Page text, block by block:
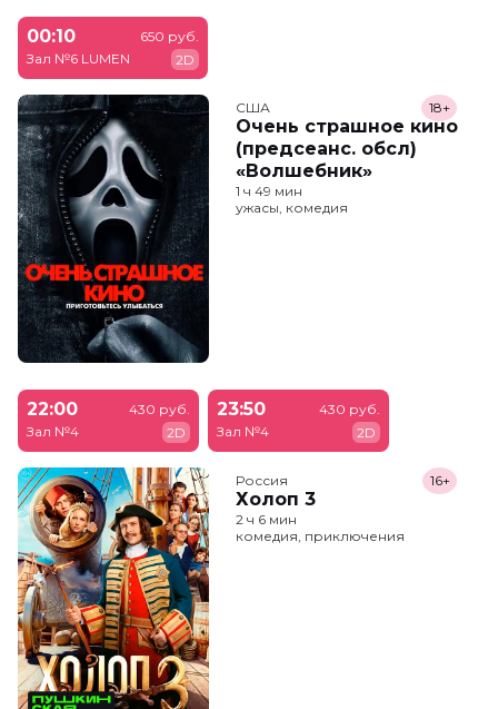
00:10
Зал №6 LUMEN
650 руб.
2D
США
Очень страшное кино
(предсеанс. обсл)
«Волшебник»
18+
1 ч 49 мин
ужасы, комедия
22:00
Зал №4
430 руб.
2D
23:50
Зал №4
430 руб.
2D
Россия
Холоп 3
16+
2 ч 6 мин
комедия, приключения